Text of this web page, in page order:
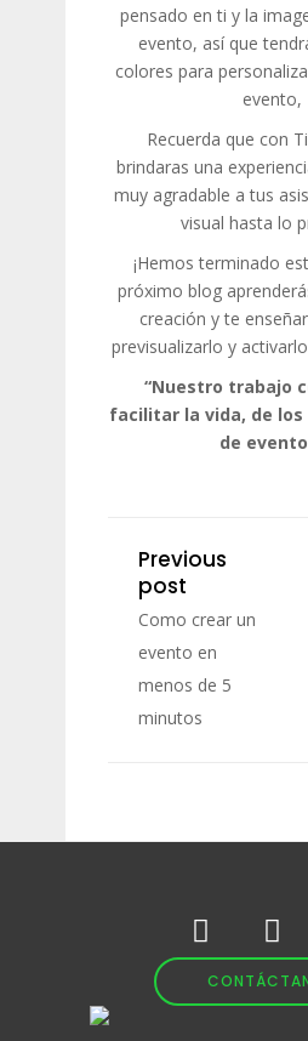
pensado en ti y la
evento, así que
colores para
evento,
Recuerda que con
brindaras una
muy agradable a tus
visual hasta lo
¡Hemos terminado
próximo blog
creación y te
previsualizarlo y
“Nuestro trabajo
facilitar la vida, de
de
Previous
post
Como crear un
evento en
menos de 5
minutos